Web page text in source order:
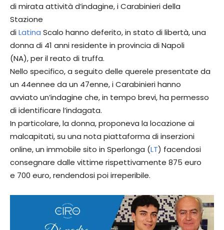
di mirata attività d’indagine, i Carabinieri della
Stazione
diLatina Scalo hanno deferito, in stato di libertà, una
donna di 41 anni residente in provincia di Napoli
(NA), per il reato di truffa.
Nello specifico, a seguito delle querele presentate da
un 44ennee da un 47enne, i Carabinieri hanno
avviato un’indagine che, in tempo brevi, ha permesso
di identificare l’indagata.
In particolare, la donna, proponeva la locazione ai
malcapitati, su una nota piattaforma di inserzioni
online, un immobile sito in Sperlonga (LT) facendosi
consegnare dalle vittime rispettivamente 875 euro
e 700 euro, rendendosi poi irreperibile.